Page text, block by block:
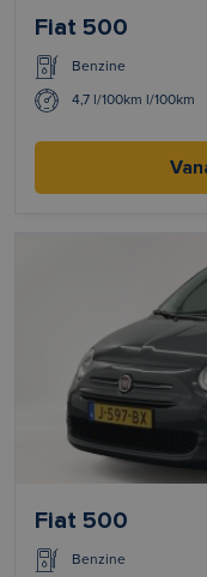
Fiat 500
Benzine
4,7 l/100km l/100km
Fiat 500
Benzine